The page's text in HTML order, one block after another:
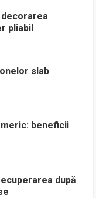
pliabil
slab
beneficii
după